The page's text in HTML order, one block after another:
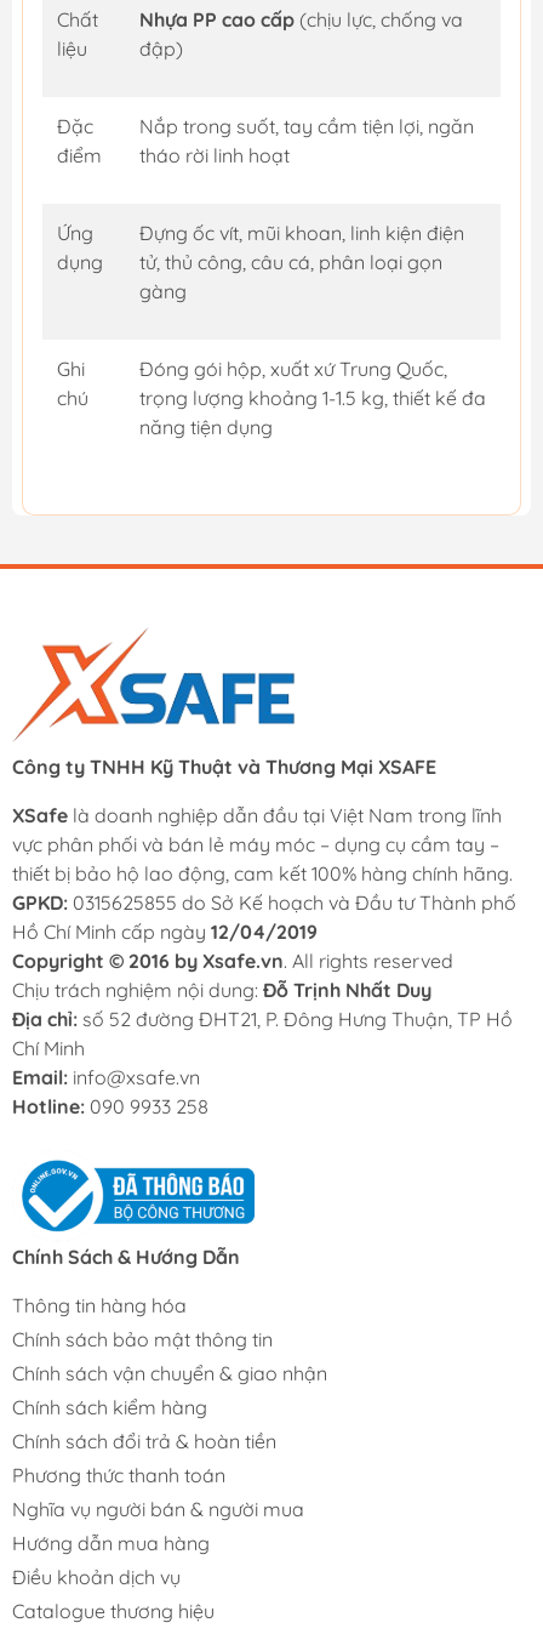
Chất
liệu
Nhựa PP cao cấp (chịu lực, chống va
đập)
Đặc
điểm
Nắp trong suốt, tay cầm tiện lợi, ngăn
tháo rời linh hoạt
Ứng
dụng
Đựng ốc vít, mũi khoan, linh kiện điện
tử, thủ công, câu cá, phân loại gọn
gàng
Ghi
chú
Đóng gói hộp, xuất xứ Trung Quốc,
trọng lượng khoảng 1-1.5 kg, thiết kế đa
năng tiện dụng
Công ty TNHH Kỹ Thuật và Thương Mại XSAFE
XSafe là doanh nghiệp dẫn đầu tại Việt Nam trong lĩnh
vực phân phối và bán lẻ máy móc – dụng cụ cầm tay –
thiết bị bảo hộ lao động, cam kết 100% hàng chính hãng.
GPKD: 0315625855 do Sở Kế hoạch và Đầu tư Thành phố
Hồ Chí Minh cấp ngày 12/04/2019
Copyright © 2016 by Xsafe.vn. All rights reserved
Chịu trách nghiệm nội dung: Đỗ Trịnh Nhất Duy
Địa chỉ: số 52 đường ĐHT21, P. Đông Hưng Thuận, TP Hồ
Chí Minh
Email: info@xsafe.vn
Hotline: 090 9933 258
Chính Sách & Hướng Dẫn
Thông tin hàng hóa
Chính sách bảo mật thông tin
Chính sách vận chuyển & giao nhận
Chính sách kiểm hàng
Chính sách đổi trả & hoàn tiền
Phương thức thanh toán
Nghĩa vụ người bán & người mua
Hướng dẫn mua hàng
Điều khoản dịch vụ
Catalogue thương hiệu